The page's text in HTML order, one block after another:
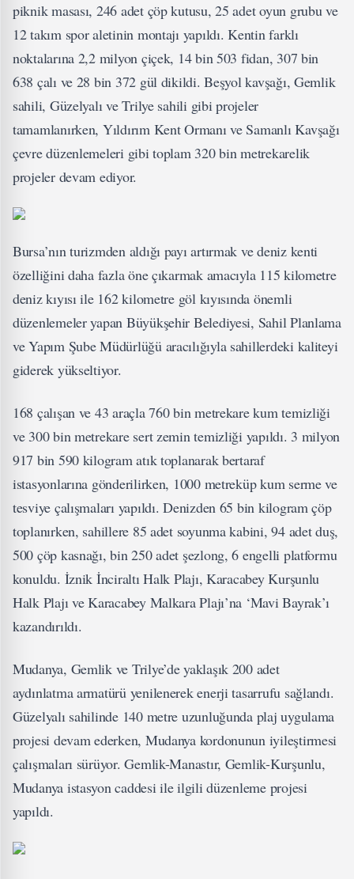
piknik masası, 246 adet çöp kutusu, 25 adet oyun grubu ve
12 takım spor aletinin montajı yapıldı. Kentin farklı
noktalarına 2,2 milyon çiçek, 14 bin 503 fidan, 307 bin
638 çalı ve 28 bin 372 gül dikildi. Beşyol kavşağı, Gemlik
sahili, Güzelyalı ve Trilye sahili gibi projeler
tamamlanırken, Yıldırım Kent Ormanı ve Samanlı Kavşağı
çevre düzenlemeleri gibi toplam 320 bin metrekarelik
projeler devam ediyor.
Bursa’nın turizmden aldığı payı artırmak ve deniz kenti
özelliğini daha fazla öne çıkarmak amacıyla 115 kilometre
deniz kıyısı ile 162 kilometre göl kıyısında önemli
düzenlemeler yapan Büyükşehir Belediyesi, Sahil Planlama
ve Yapım Şube Müdürlüğü aracılığıyla sahillerdeki kaliteyi
giderek yükseltiyor.
168 çalışan ve 43 araçla 760 bin metrekare kum temizliği
ve 300 bin metrekare sert zemin temizliği yapıldı. 3 milyon
917 bin 590 kilogram atık toplanarak bertaraf
istasyonlarına gönderilirken, 1000 metreküp kum serme ve
tesviye çalışmaları yapıldı. Denizden 65 bin kilogram çöp
toplanırken, sahillere 85 adet soyunma kabini, 94 adet duş,
500 çöp kasnağı, bin 250 adet şezlong, 6 engelli platformu
konuldu. İznik İnciraltı Halk Plajı, Karacabey Kurşunlu
Halk Plajı ve Karacabey Malkara Plajı’na ‘Mavi Bayrak’ı
kazandırıldı.
Mudanya, Gemlik ve Trilye’de yaklaşık 200 adet
aydınlatma armatürü yenilenerek enerji tasarrufu sağlandı.
Güzelyalı sahilinde 140 metre uzunluğunda plaj uygulama
projesi devam ederken, Mudanya kordonunun iyileştirmesi
çalışmaları sürüyor. Gemlik-Manastır, Gemlik-Kurşunlu,
Mudanya istasyon caddesi ile ilgili düzenleme projesi
yapıldı.